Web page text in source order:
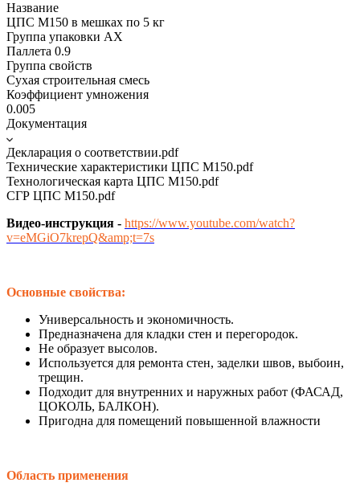
Название
ЦПС М150 в мешках по 5 кг
Группа упаковки AX
Паллета 0.9
Группа свойств
Сухая строительная смесь
Коэффициент умножения
0.005
Документация
Декларация о соответствии.pdf
Технические характеристики ЦПС М150.pdf
Технологическая карта ЦПС М150.pdf
СГР ЦПС М150.pdf
Видео-инструкция - https://www.youtube.com/watch?
v=eMGiO7krepQ&amp;t=7s
Основные свойства:
Универсальность и экономичность.
Предназначена для кладки стен и перегородок.
Не образует высолов.
Используется для ремонта стен, заделки швов, выбоин,
трещин.
Подходит для внутренних и наружных работ (ФАСАД,
ЦОКОЛЬ, БАЛКОН).
Пригодна для помещений повышенной влажности
Область применения